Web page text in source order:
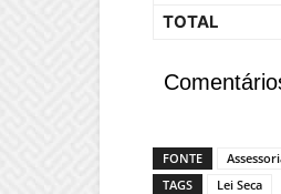
TOTAL
FONTE
TAGS
Lei Seca